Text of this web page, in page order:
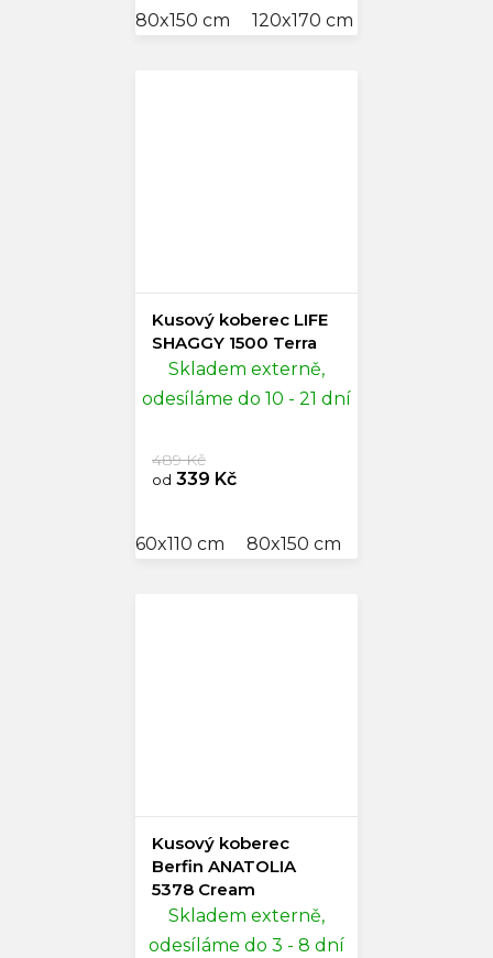
80x150 cm 120x170 cm
Kusový koberec LIFE
SHAGGY 1500 Terra
Skladem externě,
odesíláme do 10 - 21 dní
od 339 Kč
489 Kč
60x110 cm 80x150 cm
Kusový koberec
Berfin ANATOLIA
5378 Cream
Skladem externě,
odesíláme do 3 - 8 dní